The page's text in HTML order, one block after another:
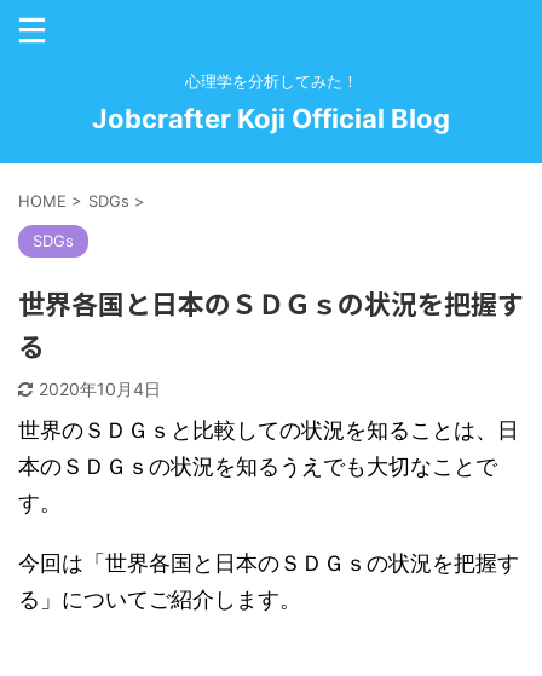
心理学を分析してみた！
Jobcrafter Koji Official Blog
HOME > SDGs >
SDGs
世界各国と日本のＳＤＧｓの状況を把握す
る
2020年10月4日
世界のＳＤＧｓと比較しての状況を知ることは、日
本のＳＤＧｓの状況を知るうえでも大切なことで
す。
今回は「世界各国と日本のＳＤＧｓの状況を把握す
る」についてご紹介します。